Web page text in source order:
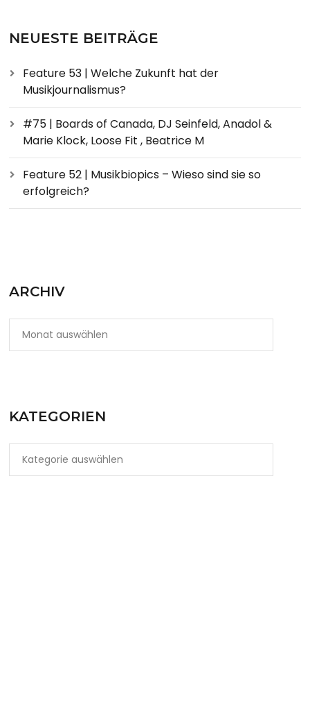
NEUESTE BEITRÄGE
Feature 53 | Welche Zukunft hat der
Musikjournalismus?
#75 | Boards of Canada, DJ Seinfeld, Anadol &
Marie Klock, Loose Fit , Beatrice M
Feature 52 | Musikbiopics – Wieso sind sie so
erfolgreich?
ARCHIV
KATEGORIEN